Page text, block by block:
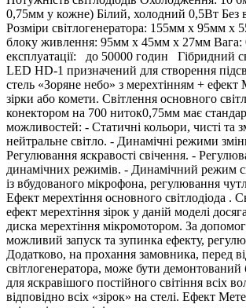
0,75мм у кожне) Білий, холодний 0,5Вт Без
Розміри світлогенератора: 155мм х 95мм х
блоку живлення: 95мм х 45мм х 27мм Вага:
експлуатації: до 50000 годин Гібридний
LED HD-1 призначений для створення
стель «Зоряне небо» з мерехтінням + ефект
зірки або комети. Світлення основного
конектором на 700 ниток0,75мм має
можливостей: - Статичні кольори, чисті та
нейтральне світло. - Динамічні режими
Регулювання яскравості свічення. -
динамічних режимів. - Динамічний режим
із вбудованого мікрофона, регулювання
Ефект мерехтіння основного світлодіода .
ефект мерехтіння зірок у даній моделі
диска мерехтіння мікромотором. За
можливий запуск та зупинка ефекту,
Додатково, на прохання замовника, перед
світлогенератора, може бути
для яскравішого постійного світіння всіх
відповідно всіх «зірок» на стелі. Ефект